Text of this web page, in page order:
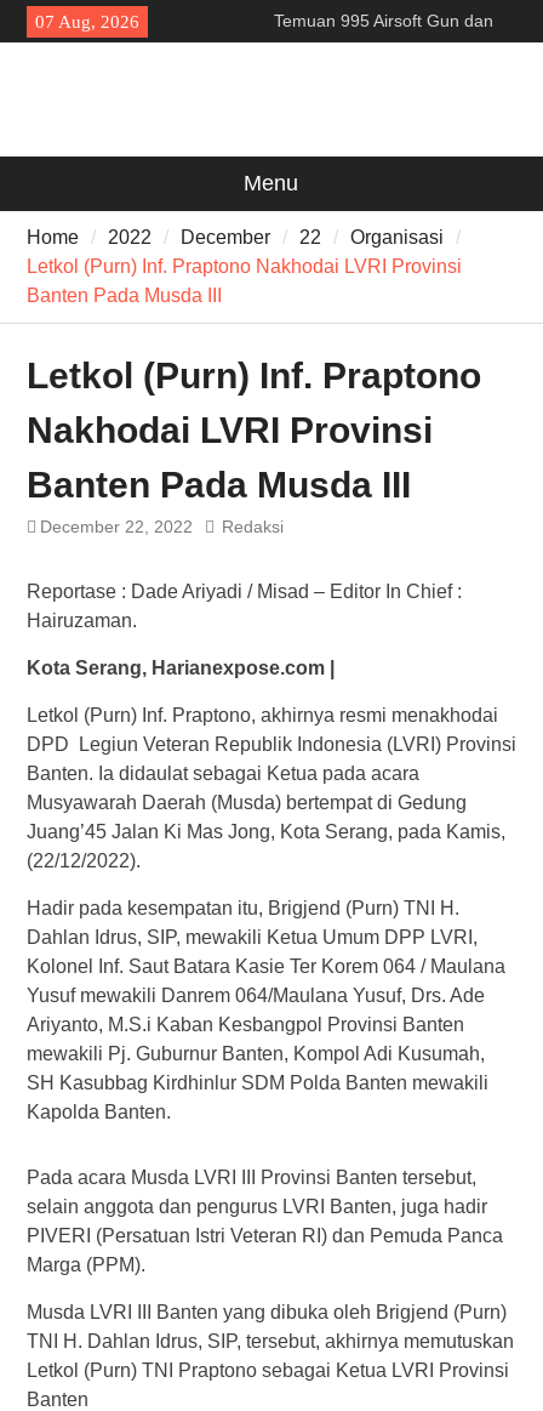
Skip
to
07 Aug, 2026
Temuan 995 Airsoft Gun dan
Narkoba di Sekolah Kebayoran
Masyarakat”
Menu
Home 2022 December 22
Organisasi
Letkol (Purn) Inf. Praptono Nakhodai LVRI Provinsi
Banten Pada Musda III
Letkol (Purn) Inf. Praptono
Nakhodai LVRI Provinsi
Banten Pada Musda III
December 22, 2022 Redaksi
Reportase : Dade Ariyadi / Misad – Editor In Chief :
Hairuzaman.
Kota Serang, Harianexpose.com |
Letkol (Purn) Inf. Praptono, akhirnya resmi menakhodai
DPD Legiun Veteran Republik Indonesia (LVRI) Provinsi
Banten. Ia didaulat sebagai Ketua pada acara
Musyawarah Daerah (Musda) bertempat di Gedung
Juang’45 Jalan Ki Mas Jong, Kota Serang, pada Kamis,
(22/12/2022).
Hadir pada kesempatan itu, Brigjend (Purn) TNI H.
Dahlan Idrus, SIP, mewakili Ketua Umum DPP LVRI,
Kolonel Inf. Saut Batara Kasie Ter Korem 064 / Maulana
Yusuf mewakili Danrem 064/Maulana Yusuf, Drs. Ade
Ariyanto, M.S.i Kaban Kesbangpol Provinsi Banten
mewakili Pj. Guburnur Banten, Kompol Adi Kusumah,
SH Kasubbag Kirdhinlur SDM Polda Banten mewakili
Kapolda Banten.
Pada acara Musda LVRI III Provinsi Banten tersebut,
selain anggota dan pengurus LVRI Banten, juga hadir
PIVERI (Persatuan Istri Veteran RI) dan Pemuda Panca
Marga (PPM).
Musda LVRI III Banten yang dibuka oleh Brigjend (Purn)
TNI H. Dahlan Idrus, SIP, tersebut, akhirnya memutuskan
Letkol (Purn) TNI Praptono sebagai Ketua LVRI Provinsi
Banten